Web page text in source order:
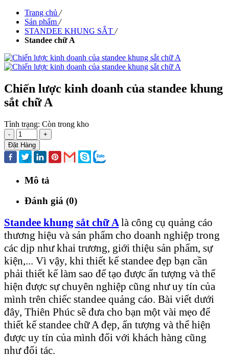
Trang chủ /
Sản phẩm /
STANDEE KHUNG SẮT /
Standee chữ A
Chiến lược kinh doanh của standee khung
sắt chữ A
Tình trạng: Còn trong kho
-
+
Đặt Hàng
Mô tả
Đánh giá (0)
Standee khung sắt chữ A là công cụ quảng cáo
thương hiệu và sản phẩm cho doanh nghiệp trong
các dịp như khai trương, giới thiệu sản phẩm, sự
kiện,... Vì vậy, khi thiết kế standee đẹp bạn cần
phải thiết kế làm sao để tạo được ấn tượng và thể
hiện được sự chuyên nghiệp cũng như uy tín của
mình trên chiếc standee quảng cáo. Bài viết dưới
đây, Thiên Phúc sẽ đưa cho bạn một vài mẹo để
thiết kế standee chữ A đẹp, ấn tượng và thể hiện
được uy tín của mình đối với khách hàng cũng
như đối tác.